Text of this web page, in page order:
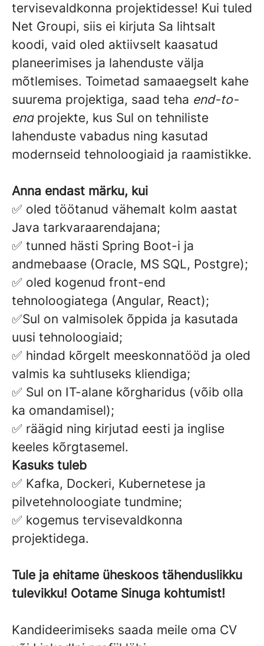
tervisevaldkonna projektidesse! Kui tuled
Net Groupi, siis ei kirjuta Sa lihtsalt
koodi, vaid oled aktiivselt kaasatud
planeerimises ja lahenduste välja
mõtlemises. Toimetad samaaegselt kahe
suurema projektiga, saad teha end-to-
end projekte, kus Sul on tehniliste
lahenduste vabadus ning kasutad
modernseid tehnoloogiaid ja raamistikke.
Anna endast märku, kui
✅ oled töötanud vähemalt kolm aastat
Java tarkvaraarendajana;
✅ tunned hästi Spring Boot-i ja
andmebaase (Oracle, MS SQL, Postgre);
✅ oled kogenud front-end
tehnoloogiatega (Angular, React);
✅Sul on valmisolek õppida ja kasutada
uusi tehnoloogiaid;
✅ hindad kõrgelt meeskonnatööd ja oled
valmis ka suhtluseks kliendiga;
✅ Sul on IT-alane kõrgharidus (võib olla
ka omandamisel);
✅ räägid ning kirjutad eesti ja inglise
keeles kõrgtasemel.
Kasuks tuleb
✅ Kafka, Dockeri, Kubernetese ja
pilvetehnoloogiate tundmine;
✅ kogemus tervisevaldkonna
projektidega.
Tule ja ehitame üheskoos tähenduslikku
tulevikku! Ootame Sinuga kohtumist!
Kandideerimiseks saada meile oma CV